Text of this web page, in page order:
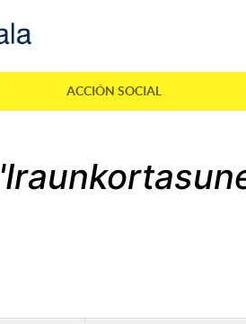
ACCIÓN SOCIAL